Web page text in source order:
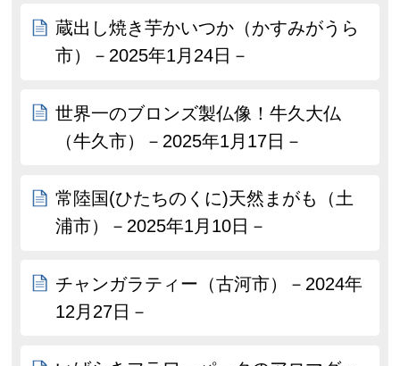
蔵出し焼き芋かいつか（かすみがうら
市）－2025年1月24日－
世界一のブロンズ製仏像！牛久大仏
（牛久市）－2025年1月17日－
常陸国(ひたちのくに)天然まがも（土
浦市）－2025年1月10日－
チャンガラティー（古河市）－2024年
12月27日－